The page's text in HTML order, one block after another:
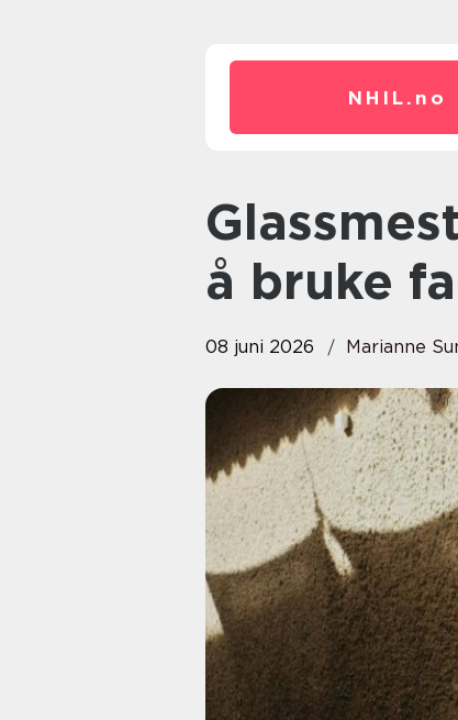
NHIL. no
Glassmester når lønner det seg
å bruke
08 juni 2026 Marianne